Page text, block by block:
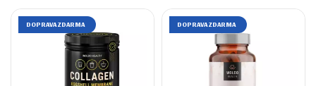
DOPRAVA ZDARMA DOPRAVA ZDARMA